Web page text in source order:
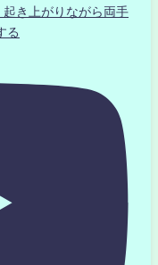
き上がりながら両手
る